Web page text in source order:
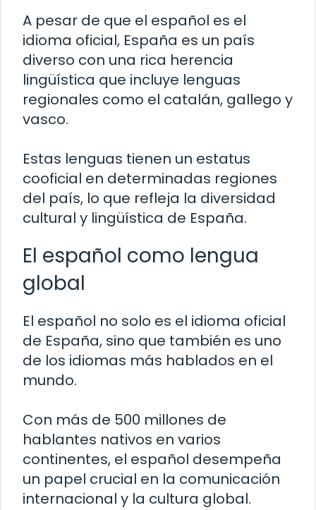
A pesar de que el español es el
idioma oficial, España es un país
diverso con una rica herencia
lingüística que incluye lenguas
regionales como el catalán, gallego y
vasco.
Estas lenguas tienen un estatus
cooficial en determinadas regiones
del país, lo que refleja la diversidad
cultural y lingüística de España.
El español como lengua
global
El español no solo es el idioma oficial
de España, sino que también es uno
de los idiomas más hablados en el
mundo.
Con más de 500 millones de
hablantes nativos en varios
continentes, el español desempeña
un papel crucial en la comunicación
internacional y la cultura global.